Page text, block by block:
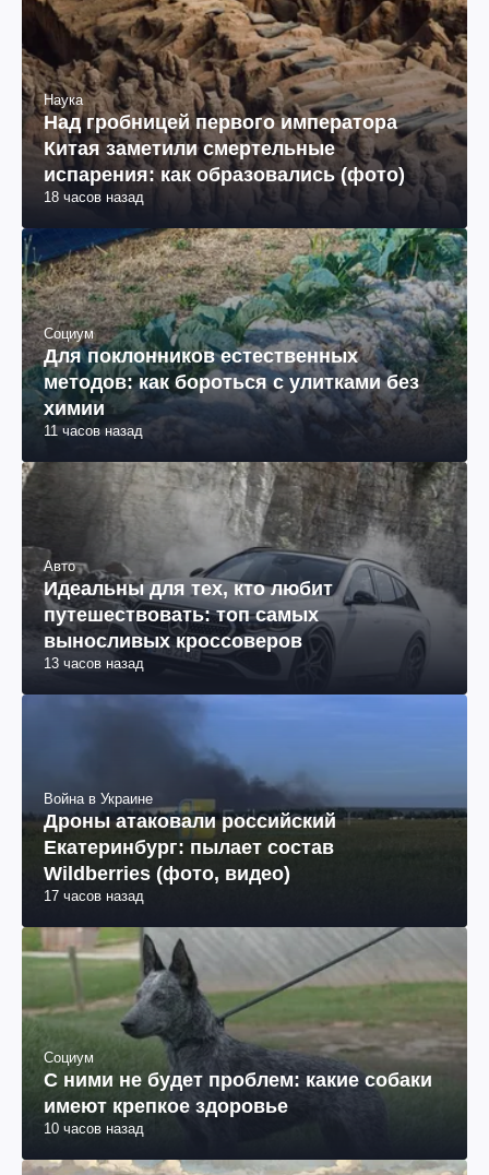
Наука
Над гробницей первого императора
Китая заметили смертельные
испарения: как образовались (фото)
18 часов назад
Социум
Для поклонников естественных
методов: как бороться с улитками без
химии
11 часов назад
Авто
Идеальны для тех, кто любит
путешествовать: топ самых
выносливых кроссоверов
13 часов назад
Война в Украине
Дроны атаковали российский
Екатеринбург: пылает состав
Wildberries (фото, видео)
17 часов назад
Социум
С ними не будет проблем: какие собаки
имеют крепкое здоровье
10 часов назад